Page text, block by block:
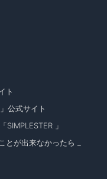
ト
公式サイト
」
が出来なかったら _